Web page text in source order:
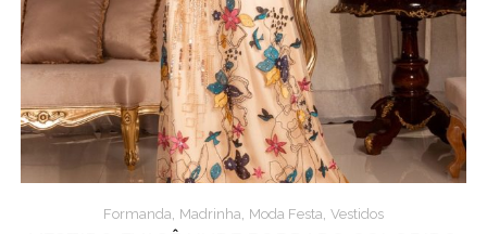
Formanda, Madrinha, Moda Festa, Vestidos